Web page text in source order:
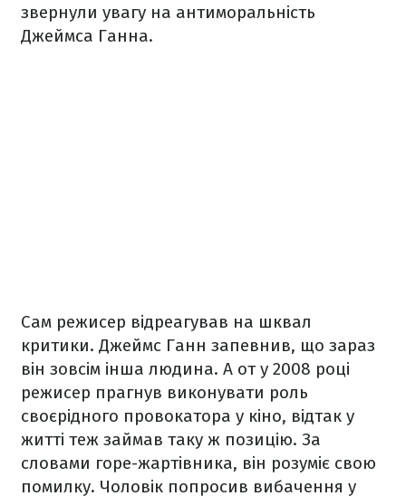
звернули увагу на антиморальність
Джеймса Ганна.
Сам режисер відреагував на шквал
критики. Джеймс Ганн запевнив, що зараз
він зовсім інша людина. А от у 2008 році
режисер прагнув виконувати роль
своєрідного провокатора у кіно, відтак у
житті теж займав таку ж позицію. За
словами горе-жартівника, він розуміє свою
помилку. Чоловік попросив вибачення у